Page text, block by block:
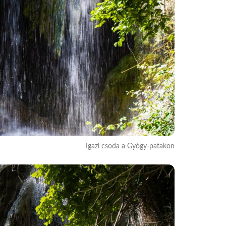
Igazi csoda a Gyógy-patakon